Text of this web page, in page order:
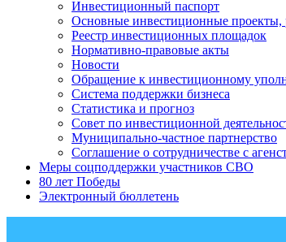
Инвестиционный паспорт
Основные инвестиционные проекты,
Реестр инвестиционных площадок
Нормативно-правовые акты
Новости
Обращение к инвестиционному
Система поддержки бизнеса
Статистика и прогноз
Совет по инвестиционной
Муниципально-частное партнерство
Соглашение о сотрудничестве с
Меры соцподдержки участников СВО
80 лет Победы
Электронный бюллетень